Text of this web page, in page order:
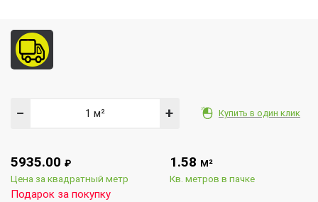
Купить в один клик
− +
5935.00 ₽
Цена за квадратный метр
Подарок за покупку
1.58 М²
Кв. метров в пачке